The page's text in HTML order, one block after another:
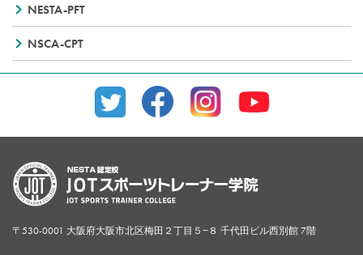
NESTA-PFT
NSCA-CPT
〒530-0001 大阪府大阪市北区梅田２丁目５−８ 千代田ビル西別館 7階